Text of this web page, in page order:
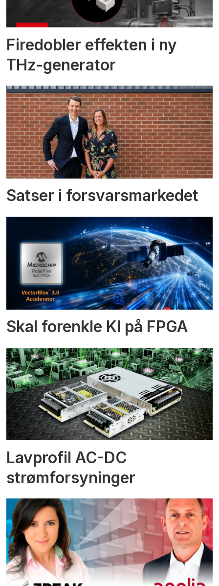
Firedobler effekten i ny
THz-generator
Satser i forsvarsmarkedet
Skal forenkle KI på FPGA
Lavprofil AC-DC
strømforsyninger